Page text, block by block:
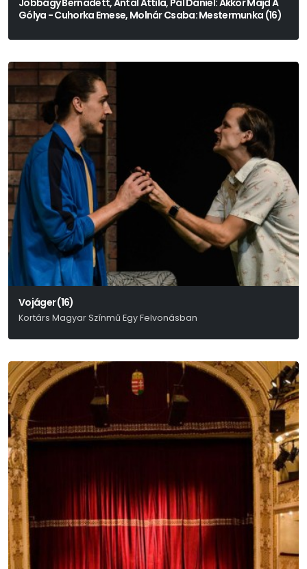
Gólya - Cuhorka Emese, Molnár Csaba: Mestermunka (16)
Vojáger (16)
Kortárs Magyar Színmű Egy Felvonásban